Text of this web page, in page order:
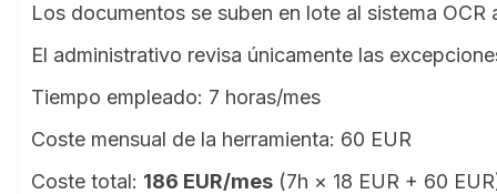
Los documentos se suben en lote al sistema
El administrativo revisa únicamente las
Tiempo empleado: 7 horas/mes
Coste mensual de la herramienta: 60 EUR
Coste total: 186 EUR/mes (7h × 18 EUR + 60